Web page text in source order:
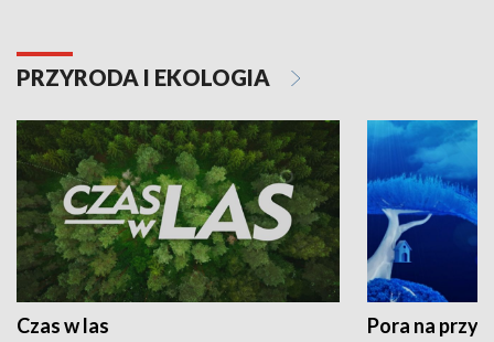
PRZYRODA I EKOLOGIA
Czas w las Pora na